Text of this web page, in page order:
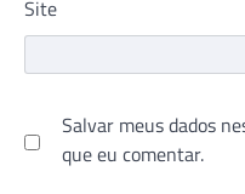
Site
Salvar meus dados
que eu comentar.